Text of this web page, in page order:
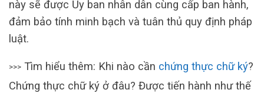
này sẽ được Ủy ban nhân dân cùng cấp ban hành,
đảm bảo tính minh bạch và tuân thủ quy định pháp
luật.
>>> Tìm hiểu thêm: Khi nào cần chứng thực chữ ký?
Chứng thực chữ ký ở đâu? Được tiến hành như thế